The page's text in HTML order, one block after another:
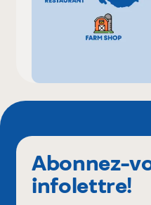
Abonnez-
infolettre!